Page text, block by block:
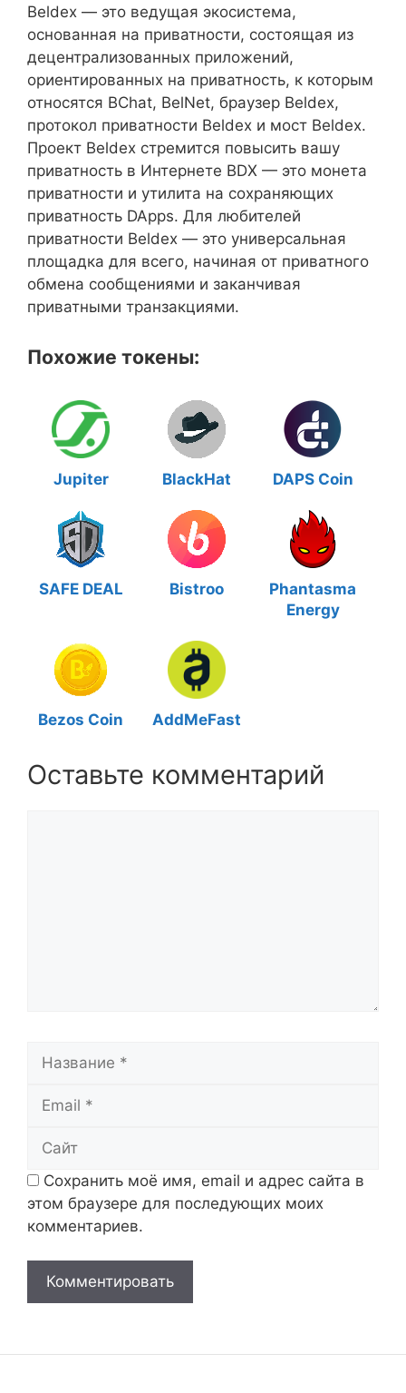
Beldex — это ведущая экосистема,
основанная на приватности, состоящая из
децентрализованных приложений,
ориентированных на приватность, к которым
относятся BChat, BelNet, браузер Beldex,
протокол приватности Beldex и мост Beldex.
Проект Beldex стремится повысить вашу
приватность в Интернете BDX — это монета
приватности и утилита на сохраняющих
приватность DApps. Для любителей
приватности Beldex — это универсальная
площадка для всего, начиная от приватного
обмена сообщениями и заканчивая
приватными транзакциями.
Похожие токены:
Jupiter BlackHat DAPS Coin
SAFE DEAL Bistroo
Phantasma
Energy
Bezos Coin AddMeFast
Оставьте комментарий
Сохранить моё имя, email и адрес сайта в
этом браузере для последующих моих
комментариев.